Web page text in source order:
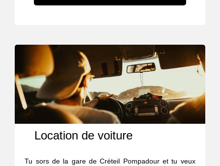
Location de voiture
Tu sors de la gare de Créteil Pompadour et tu veux